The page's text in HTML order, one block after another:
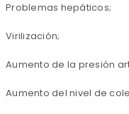
Problemas hepáticos;
Virilización;
Aumento de la presión
Aumento del nivel de